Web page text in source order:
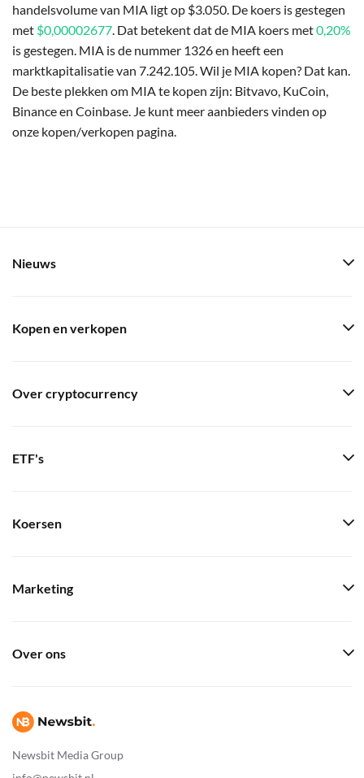
handelsvolume van MIA ligt op $3.050. De koers is gestegen
met $0,00002677. Dat betekent dat de MIA koers met0,20%
is gestegen. MIA is de nummer 1326 en heeft een
marktkapitalisatie van 7.242.105. Wil je MIA kopen? Dat kan.
De beste plekken om MIA te kopen zijn: Bitvavo, KuCoin,
Binance en Coinbase. Je kunt meer aanbieders vinden op
onze kopen/verkopen pagina.
Newsbit Media Group
Nieuws
Kopen en verkopen
Over cryptocurrency
ETF's
Koersen
Marketing
Over ons